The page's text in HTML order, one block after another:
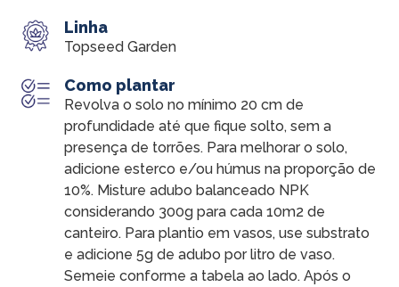
Linha
Topseed Garden
Como plantar
Revolva o solo no mínimo 20 cm de
profundidade até que fique solto, sem a
presença de torrões. Para melhorar o solo,
adicione esterco e/ou húmus na proporção de
10%. Misture adubo balanceado NPK
considerando 300g para cada 10m2 de
canteiro. Para plantio em vasos, use substrato
e adicione 5g de adubo por litro de vaso.
Semeie conforme a tabela ao lado. Após o